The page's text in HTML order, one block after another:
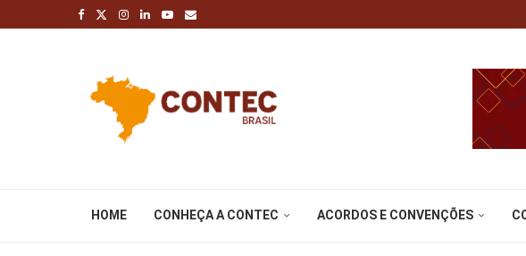
HOME CONHEÇA A CONTEC ACORDOS E CONVENÇÕES